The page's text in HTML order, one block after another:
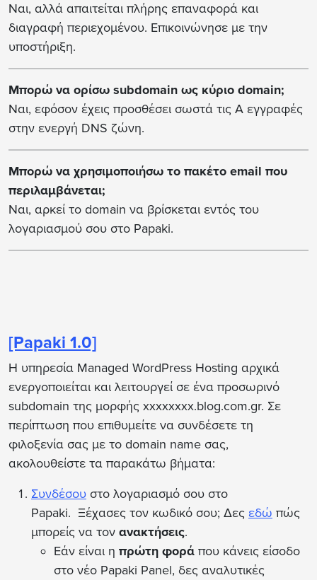
Ναι, αλλά απαιτείται πλήρης επαναφορά και
διαγραφή περιεχομένου. Επικοινώνησε με την
υποστήριξη.
Μπορώ να ορίσω subdomain ως κύριο domain;
Ναι, εφόσον έχεις προσθέσει σωστά τις A εγγραφές
στην ενεργή DNS ζώνη.
Μπορώ να χρησιμοποιήσω το πακέτο email που
περιλαμβάνεται;
Ναι, αρκεί το domain να βρίσκεται εντός του
λογαριασμού σου στο Papaki.
[Papaki 1.0]
Η υπηρεσία Managed WordPress Hosting αρχικά
ενεργοποιείται και λειτουργεί σε ένα προσωρινό
subdomain της μορφής xxxxxxxx.blog.com.gr. Σε
περίπτωση που επιθυμείτε να συνδέσετε τη
φιλοξενία σας με το domain name σας,
ακολουθείστε τα παρακάτω βήματα:
Συνδέσου στο λογαριασμό σου στο
Papaki. Ξέχασες τον κωδικό σου; Δες εδώ πώς
μπορείς να τον ανακτήσεις.
Εάν είναι η πρώτη φορά που κάνεις είσοδο
στο νέο Papaki Panel, δες αναλυτικές